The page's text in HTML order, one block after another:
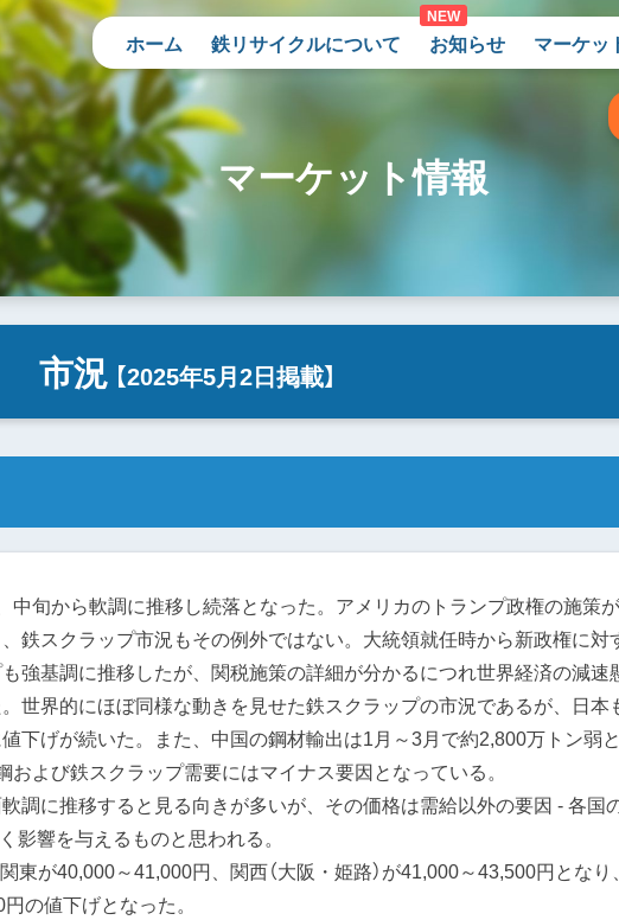
ホーム 鉄リサイクルについて お知らせ マーケッ
マーケット情報
市況 【2025年5月2日掲載】
中旬から軟調に推移し続落となった。アメリカのトランプ政権の施策が
鉄スクラップ市況もその例外ではない。大統領就任時から新政権に対
強基調に推移したが、関税施策の詳細が分かるにつれ世界経済の減速
世界的にほぼ同様な動きを見せた鉄スクラップの市況であるが、日本
下げが続いた。また、中国の鋼材輸出は1月～3月で約2,800万トン弱
よび鉄スクラップ需要にはマイナス要因となっている。
調に推移すると見る向きが多いが、その価格は需給以外の要因 - 各国
影響を与えるものと思われる。
東が40,000～41,000円、関西（大阪・姫路）が41,000～43,500円となり
の値下げとなった。